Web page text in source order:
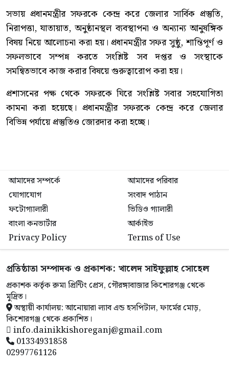
সভায় প্রধানমন্ত্রীর সফরকে কেন্দ্র করে জেলার সার্বিক প্রস্তুতি,
নিরাপত্তা, যাতায়াত, অনুষ্ঠানস্থল ব্যবস্থাপনা ও অন্যান্য আনুষঙ্গিক
বিষয় নিয়ে আলোচনা করা হয়। প্রধানমন্ত্রীর সফর সুষ্ঠু, শান্তিপূর্ণ ও
সফলভাবে সম্পন্ন করতে সংশ্লিষ্ট সব দপ্তর ও সংস্থাকে
সমন্বিতভাবে কাজ করার বিষয়ে গুরুত্বারোপ করা হয়।
প্রশাসনের পক্ষ থেকে সফরকে ঘিরে সংশ্লিষ্ট সবার সহযোগিতা
কামনা করা হয়েছে। প্রধানমন্ত্রীর সফরকে কেন্দ্র করে জেলার
বিভিন্ন পর্যায়ে প্রস্তুতিও জোরদার করা হচ্ছে।
আমাদের সম্পর্কে
আমাদের পরিবার
যোগাযোগ
সংবাদ পাঠান
ফটোগ্যালারী
ভিডিও গ্যালারী
বাংলা কনভার্টার
আর্কাইভ
Privacy Policy
Terms of Use
প্রতিষ্ঠাতা সম্পাদক ও প্রকাশক: খালেদ সাইফুল্লাহ সোহেল
প্রকাশক কর্তৃক রুমা প্রিন্টিং প্রেস, গৌরঙ্গাবাজার কিশোরগঞ্জ থেকে
মুদ্রিত।
অস্থায়ী কার্যালয়: আনোয়ারা ল্যাব এন্ড হসপিটাল, ফার্মের মোড়,
কিশোরগঞ্জ থেকে প্রকাশিত।
info.dainikkishoreganj@gmail.com
01334931858
02997761126